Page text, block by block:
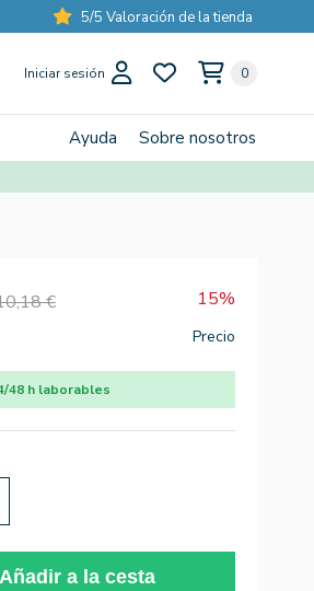
5/5 Valoración de la tienda
Iniciar sesión 0
Ayuda Sobre nosotros
€ 15%
Precio
48 h laborables
a la cesta